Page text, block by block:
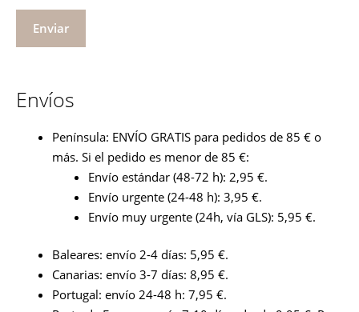
Envíos
Península: ENVÍO GRATIS para pedidos de 85 € o
más. Si el pedido es menor de 85 €:
Envío estándar (48-72 h): 2,95 €.
Envío urgente (24-48 h): 3,95 €.
Envío muy urgente (24h, vía GLS): 5,95 €.
Baleares: envío 2-4 días: 5,95 €.
Canarias: envío 3-7 días: 8,95 €.
Portugal: envío 24-48 h: 7,95 €.